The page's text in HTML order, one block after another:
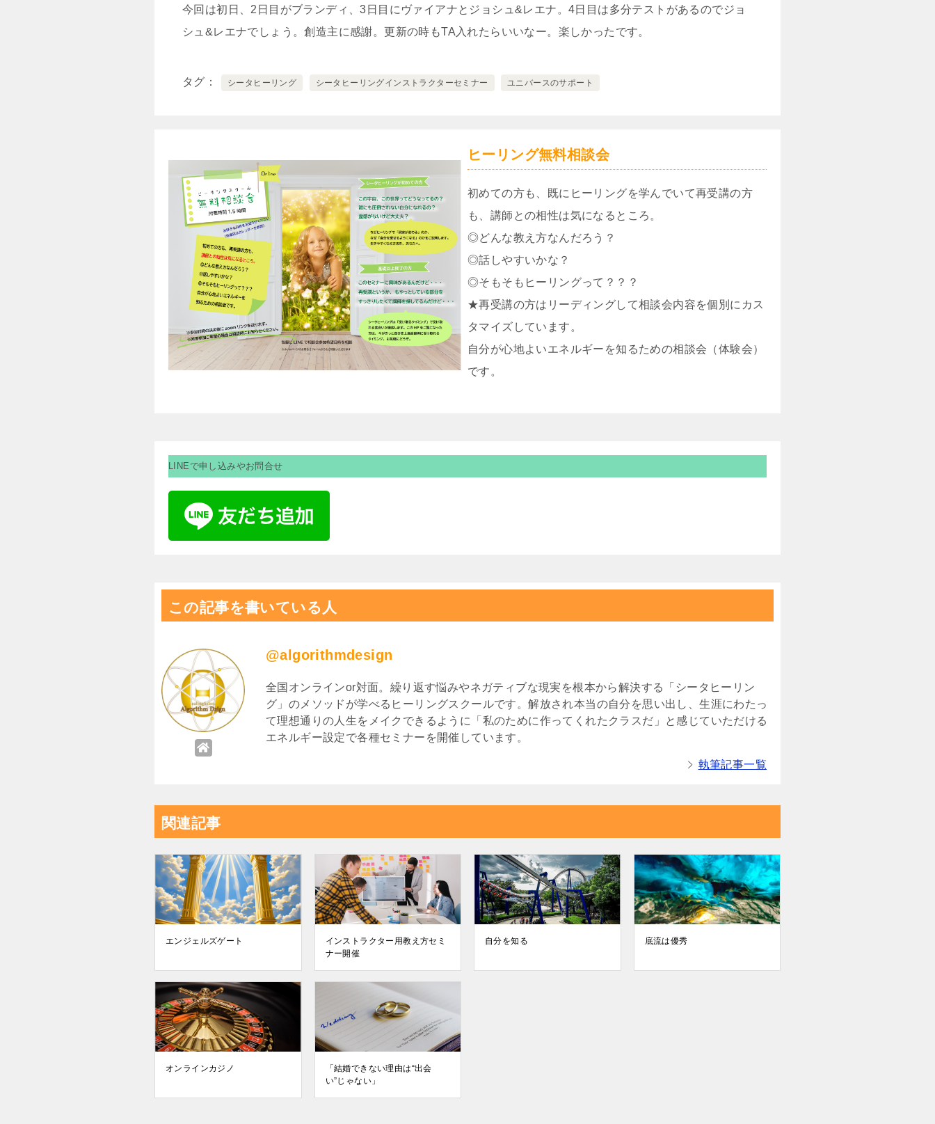
今回は初日、2日目がブランディ、3日目にヴァイアナとジョシュ&レエナ。4日目は多分テストがあるのでジョ
シュ&レエナでしょう。創造主に感謝。更新の時もTA入れたらいいなー。楽しかったです。
タグ シータヒーリング シータヒーリングインストラクターセミナー ユニバースのサポート
ヒーリング無料相談会
初めての方も、既にヒーリングを学んでいて再受講の方
も、講師との相性は気になるところ。
◎どんな教え方なんだろう？
◎話しやすいかな？
◎そもそもヒーリングって？？？
★再受講の方はリーディングして相談会内容を個別にカス
タマイズしています。
自分が心地よいエネルギーを知るための相談会（体験会）
です。
LINEで申し込みやお問合せ
この記事を書いている人
@algorithmdesign
全国オンラインor対面。繰り返す悩みやネガティブな現実を根本から解決する「シータヒーリン
グ」のメソッドが学べるヒーリングスクールです。解放され本当の自分を思い出し、生涯にわたっ
て理想通りの人生をメイクできるように「私のために作ってくれたクラスだ」と感じていただける
エネルギー設定で各種セミナーを開催しています。
執筆記事一覧
関連記事
エンジェルズゲート
インストラクター用教え方セミ
ナー開催
自分を知る 底流は優秀
オンラインカジノ
「結婚できない理由は“出会
い”じゃない」